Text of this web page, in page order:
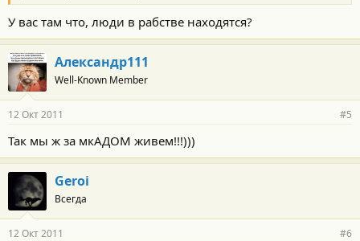
У вас там что, люди в рабстве находятся?
Александр111
Well-Known Member
12 Окт 2011 #5
Так мы ж за мкАДОМ живем!!!)))
Geroi
Всегда
12 Окт 2011 #6